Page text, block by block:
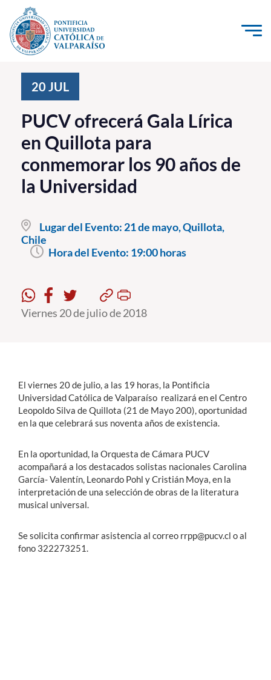
Click acá para ir directamente al contenido
Investigación, Creación e Innovación
PUCV Internacional
Vinculación con el Medio
Admisión
Pregrado
Postgrado
Estudiantes
English
20 JUL
PUCV ofrecerá Gala Lírica
en Quillota para
conmemorar los 90 años de
la Universidad
Lugar del Evento: 21 de mayo, Quillota,
Chile
Hora del Evento: 19:00 horas
Viernes 20 de julio de 2018
El viernes 20 de julio, a las 19 horas, la Pontificia
Universidad Católica de Valparaíso realizará en el Centro
Leopoldo Silva de Quillota (21 de Mayo 200), oportunidad
en la que celebrará sus noventa años de existencia.
En la oportunidad, la Orquesta de Cámara PUCV
acompañará a los destacados solistas nacionales Carolina
García- Valentín, Leonardo Pohl y Cristián Moya, en la
interpretación de una selección de obras de la literatura
musical universal.
Se solicita confirmar asistencia al correo rrpp@pucv.cl o al
fono 322273251.